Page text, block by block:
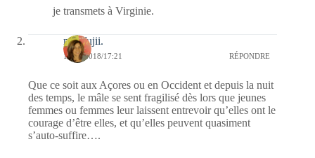
je transmets à Virginie.
missfujii.
10/07/2018/17:21 RÉPONDRE
Que ce soit aux Açores ou en Occident et depuis la nuit
des temps, le mâle se sent fragilisé dès lors que jeunes
femmes ou femmes leur laissent entrevoir qu’elles ont le
courage d’être elles, et qu’elles peuvent quasiment
s’auto-suffire….